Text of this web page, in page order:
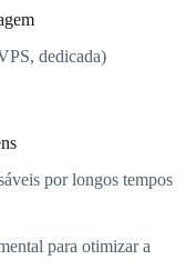
dedicada)
por longos tempos
para otimizar a